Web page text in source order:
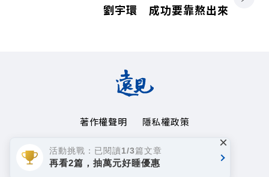
劉宇環 成功要靠熬出來
著作權聲明
隱私權政策
Copyright© 1999~2026
遠見天下文化事業群. All rights reserved.
活動挑戰：已閱讀1/3篇文章
再看2篇，抽萬元好睡優惠
×